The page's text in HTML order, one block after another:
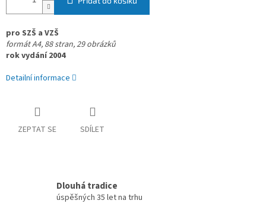
pro SZŠ a VZŠ
formát A4, 88 stran, 29 obrázků
rok vydání 2004
Detailní informace
ZEPTAT SE SDÍLET
Dlouhá tradice
úspěšných 35 let na trhu